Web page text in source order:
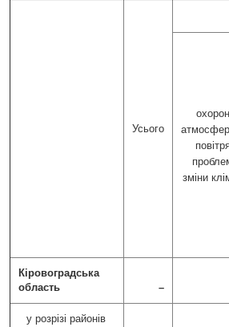
Усього
зміни
Кіровоградська
область
–
у розрізі районів